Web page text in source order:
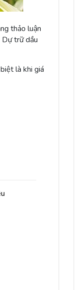
thảo luận
Dự trữ dầu
là khi giá